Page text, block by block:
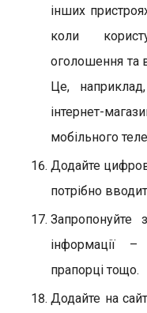
інших
коли
оголошення та
Це,
інтернет-
мобільного
Додайте
потрібно
Запропонуйте
інформації
прапорці тощо.
Додайте на